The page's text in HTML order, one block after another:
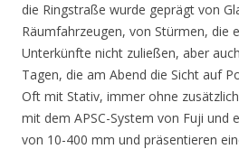
die Ringstraße wurde geprägt von
Räumfahrzeugen, von Stürmen, die
Unterkünfte nicht zuließen, aber
Tagen, die am Abend die Sicht auf
Oft mit Stativ, immer ohne
mit dem APSC-System von Fuji und
von 10-400 mm und präsentieren